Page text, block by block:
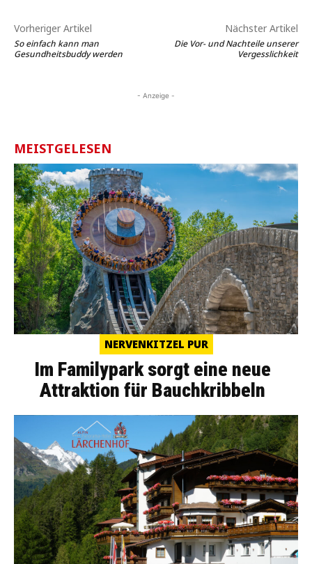
Vorheriger Artikel
So einfach kann man
Gesundheitsbuddy werden
Nächster Artikel
Die Vor- und Nachteile unserer
Vergesslichkeit
- Anzeige -
MEISTGELESEN
NERVENKITZEL PUR
Im Familypark sorgt eine neue
Attraktion für Bauchkribbeln